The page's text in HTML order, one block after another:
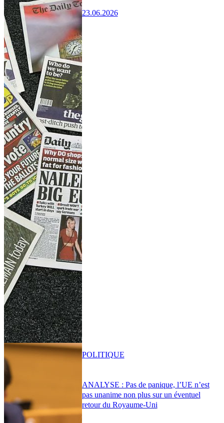
23.06.2026
ANALYSE : Pas de panique, l’UE n’est
pas unanime non plus sur un éventuel
retour du Royaume-Uni
POLITIQUE